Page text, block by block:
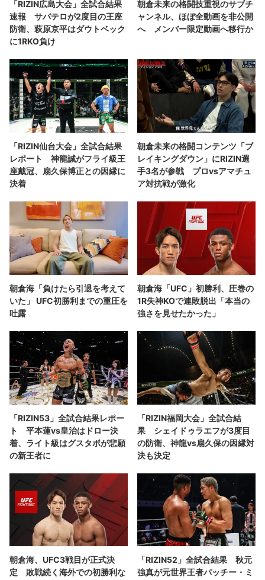
「RIZIN広島大会」全試合結果
速報 サバテロが2度目の王座
防衛、萩原京平はダウトベック
に1RKO負け
朝倉未来の格闘技重視のサブチ
ャンネル、ほぼ全動画を非公開
へ メンバー限定動画へ移行か
「RIZIN仙台大会」全試合結果
レポート 神龍誠がフライ級王
座戴冠、扇久保博正との因縁に
決着
朝倉未来の格闘コンテンツ「ブ
レイキングダウン」にRIZIN選
手3名が参戦 プロvsアマチュ
ア対抗戦が激化
朝倉海「負けたら引退を考えて
いた」 UFC初勝利までの重圧を
吐露
朝倉海「UFC」初勝利、圧巻の
1R失神KOで連敗脱出「本当の
強さを見せたかった」
「RIZIN53」全試合結果レポー
ト 平本蓮vs皇治はドロー決
着、ライト級はグスタボが悲願
の新王者に
「RIZIN福岡大会」全試合結
果 シェイドゥラエフが3度目
の防衛、神龍vs扇久保の因縁対
決も決定
朝倉海、UFC3戦目が正式決
定 敗戦続く海外での初勝利な
「RIZIN52」全試合結果 秋元
強真が元世界王者パッチー・ミ